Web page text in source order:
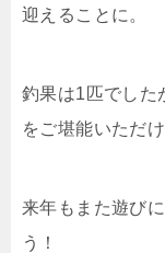
迎えることに。
釣果は1匹でした
をご堪能いただ
来年もまた遊び
う！